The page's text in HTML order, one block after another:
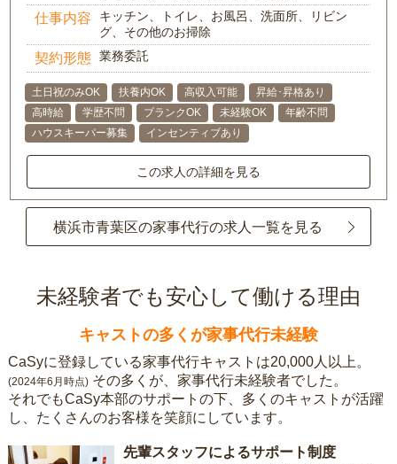
仕事内容
キッチン、トイレ、お風呂、洗面所、リビン
グ、その他のお掃除
契約形態 業務委託
土日祝のみOK 扶養内OK 高収入可能
昇給･昇格あり
高時給
学歴不問 ブランクOK 未経験OK
年齢不問
ハウスキーパー募集
インセンティブあり
この求人の詳細を見る
横浜市青葉区の家事代行の求人一覧を見る
未経験者でも安心して働ける理由
キャストの多くが家事代行未経験
CaSyに登録している家事代行キャストは20,000人以上。
(2024年6月時点) その多くが、家事代行未経験者でした。
それでもCaSy本部のサポートの下、多くのキャストが活躍
し、たくさんのお客様を笑顔にしています。
先輩スタッフによるサポート制度